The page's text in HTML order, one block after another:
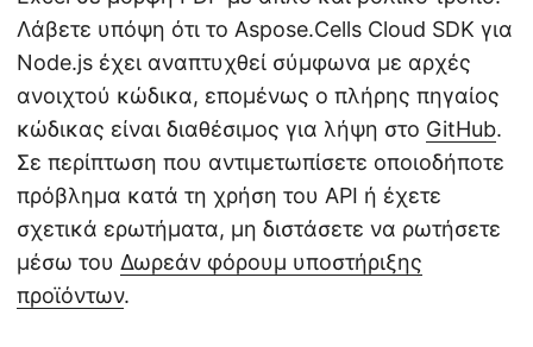
Λάβετε υπόψη ότι το Aspose.Cells Cloud SDK για
Node.js έχει αναπτυχθεί σύμφωνα με αρχές
ανοιχτού κώδικα, επομένως ο πλήρης πηγαίος
κώδικας είναι διαθέσιμος για λήψη στο GitHub.
Σε περίπτωση που αντιμετωπίσετε οποιοδήποτε
πρόβλημα κατά τη χρήση του API ή έχετε
σχετικά ερωτήματα, μη διστάσετε να ρωτήσετε
μέσω του Δωρεάν φόρουμ υποστήριξης
προϊόντων.